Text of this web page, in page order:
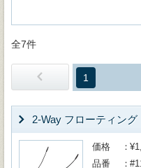
全7件
1
2-Way フローティン
価格
品番